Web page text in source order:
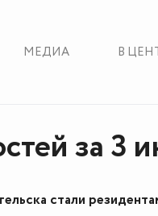
МЕДИА В
за 3
стали